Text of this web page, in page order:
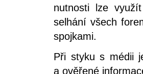
nutnosti lze
selhání všech
spojkami.
Při styku s médii
a ověřené